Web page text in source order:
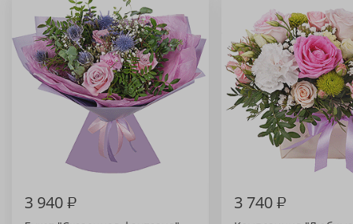
3 940₽ 3 740₽